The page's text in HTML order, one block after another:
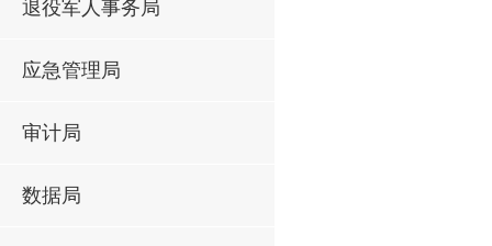
退役军人事务局
应急管理局
审计局
数据局